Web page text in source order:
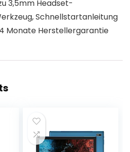
3,5mm Headset-
Schnellstartanleitung
Monate Herstellergarantie